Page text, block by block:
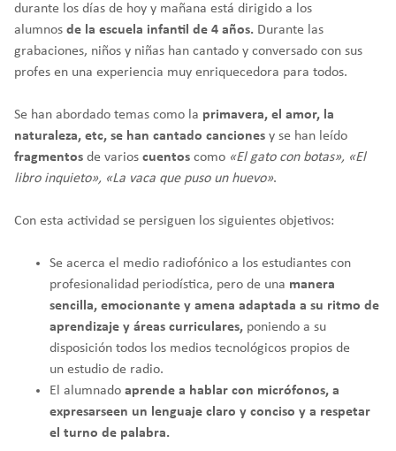
durante los días de hoy y mañana está dirigido a los
alumnos de la escuela infantil de 4 años. Durante las
grabaciones, niños y niñas han cantado y conversado con sus
profes en una experiencia muy enriquecedora para todos.
Se han abordado temas como la primavera, el amor, la
naturaleza, etc, se han cantado canciones y se han leído
fragmentos de varios cuentos como «El gato con botas», «El
libro inquieto», «La vaca que puso un huevo».
Con esta actividad se persiguen los siguientes objetivos:
Se acerca el medio radiofónico a los estudiantes con
profesionalidad periodística, pero de una manera
sencilla, emocionante y amena adaptada a su ritmo de
aprendizaje y áreas curriculares, poniendo a su
disposición todos los medios tecnológicos propios de
un estudio de radio.
El alumnado aprende a hablar con micrófonos, a
expresarseen un lenguaje claro y conciso y a respetar
el turno de palabra.